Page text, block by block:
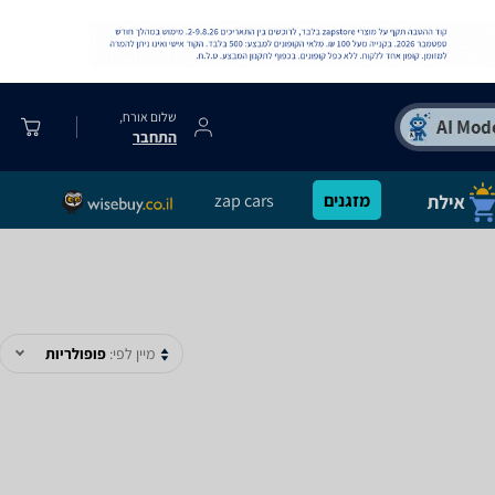
שלום אורח,
התחבר
מזגנים zap cars
מיין לפי: פופולריות